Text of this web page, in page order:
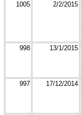
1005 2/2/2015
998 13/1/2015
997 17/12/2014